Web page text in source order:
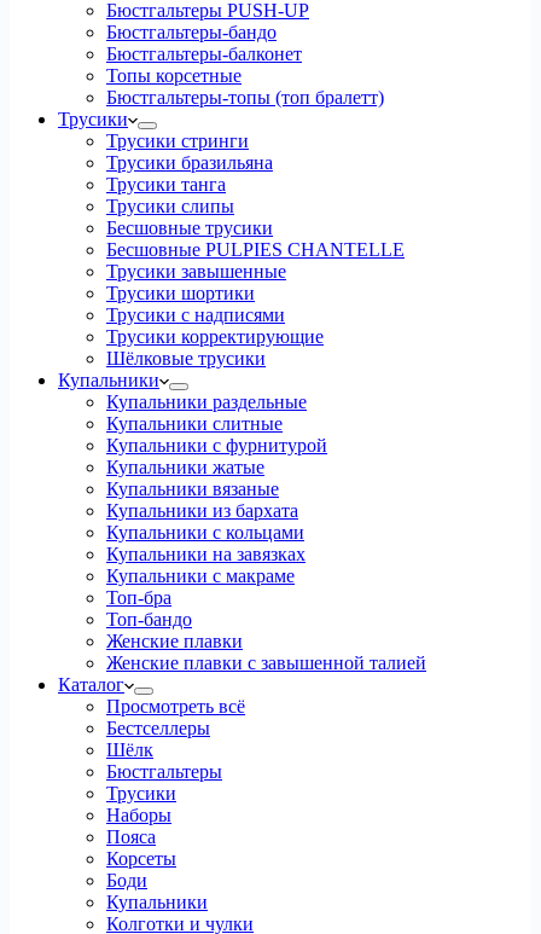
Бюстгальтеры PUSH-UP
Бюстгальтеры-бандо
Бюстгальтеры-балконет
Топы корсетные
Бюстгальтеры-топы (топ бралетт)
Трусики
Трусики стринги
Трусики бразильяна
Трусики танга
Трусики слипы
Бесшовные трусики
Бесшовные PULPIES CHANTELLE
Трусики завышенные
Трусики шортики
Трусики с надписями
Трусики корректирующие
Шёлковые трусики
Купальники
Купальники раздельные
Купальники слитные
Купальники с фурнитурой
Купальники жатые
Купальники вязаные
Купальники из бархата
Купальники с кольцами
Купальники на завязках
Купальники с макраме
Топ-бра
Топ-бандо
Женские плавки
Женские плавки с завышенной талией
Каталог
Просмотреть всё
Бестселлеры
Шёлк
Бюстгальтеры
Трусики
Наборы
Пояса
Корсеты
Боди
Купальники
Колготки и чулки